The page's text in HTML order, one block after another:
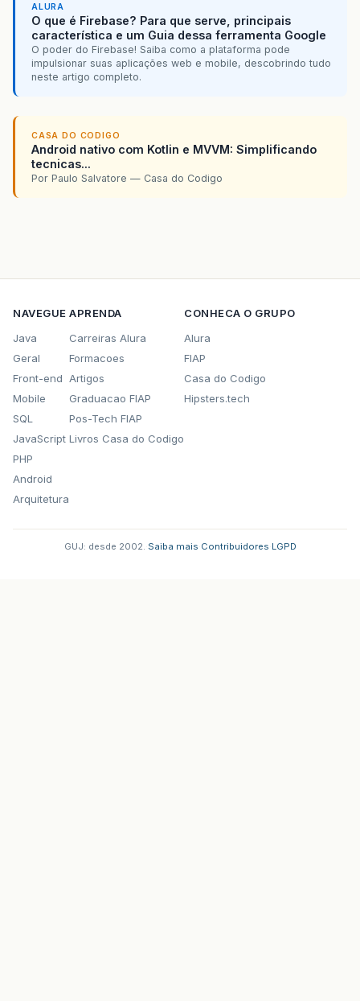
ALURA
O que é Firebase? Para que serve, principais
característica e um Guia dessa ferramenta Google
O poder do Firebase! Saiba como a plataforma pode
impulsionar suas aplicações web e mobile, descobrindo tudo
neste artigo completo.
CASA DO CODIGO
Android nativo com Kotlin e MVVM: Simplificando
tecnicas...
Por Paulo Salvatore — Casa do Codigo
NAVEGUE
Java
Geral
Front-end
Mobile
SQL
JavaScript
PHP
Android
Arquitetura
APRENDA
Carreiras Alura
Formacoes
Artigos
Graduacao FIAP
Pos-Tech FIAP
Livros Casa do Codigo
CONHECA O GRUPO
Alura
FIAP
Casa do Codigo
Hipsters.tech
GUJ: desde 2002. Saiba mais Contribuidores LGPD